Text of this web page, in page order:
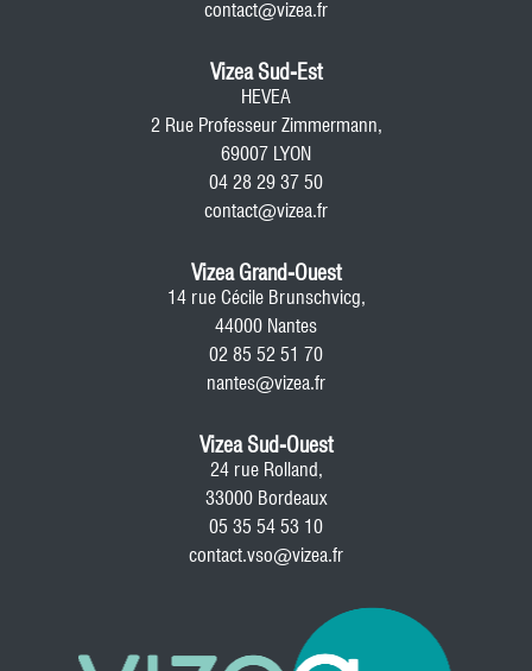
contact@vizea.fr
Vizea Sud-Est
HEVEA
2 Rue Professeur Zimmermann,
69007 LYON
04 28 29 37 50
contact@vizea.fr
Vizea Grand-Ouest
14 rue Cécile Brunschvicg,
44000 Nantes
02 85 52 51 70
nantes@vizea.fr
Vizea Sud-Ouest
24 rue Rolland,
33000 Bordeaux
05 35 54 53 10
contact.vso@vizea.fr